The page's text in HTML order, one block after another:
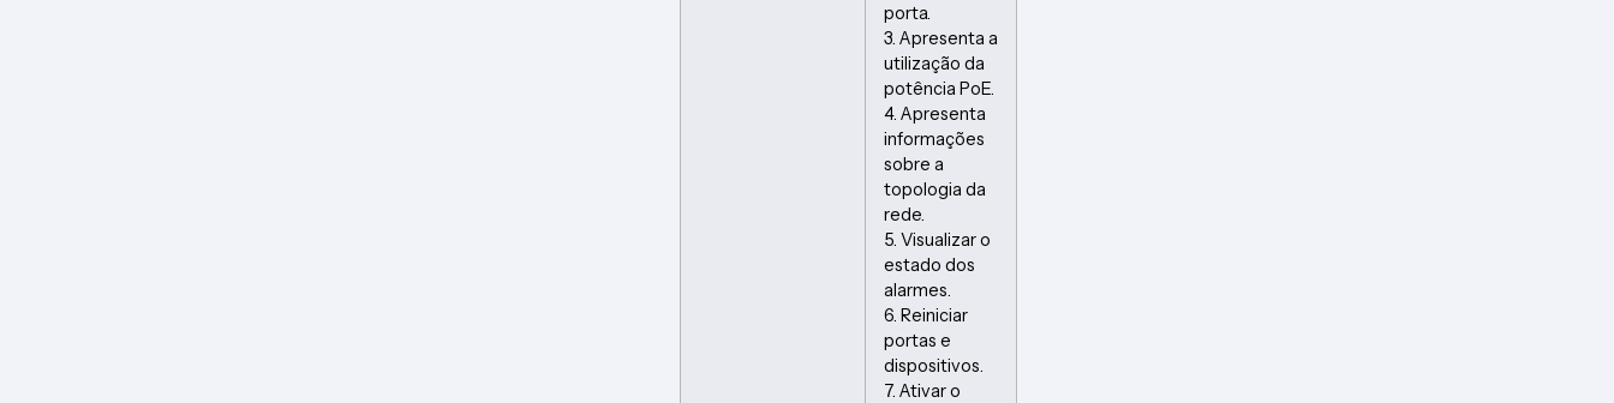
porta.
3. Apresenta a
utilização da
potência PoE.
4. Apresenta
informações
sobre a
topologia da
rede.
5. Visualizar o
estado dos
alarmes.
6. Reiniciar
portas e
dispositivos.
7. Ativar o